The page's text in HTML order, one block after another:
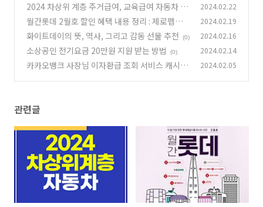
2024 차상위 계층 주거급여, 교육급여 자동차 기
준
(0)
2024.02.22
월간롯데 2월호 할인 혜택 내용 정리 : 제로펩시
할인
(0)
2024.02.19
화이트데이의 뜻, 역사, 그리고 감동 선물 추천 (0) 2024.02.16
소상공인 전기요금 20만원 지원 받는 방법 (0) 2024.02.14
카카오뱅크 사장님 이자환급 조회 서비스 캐시백 2024.02.05
관련글